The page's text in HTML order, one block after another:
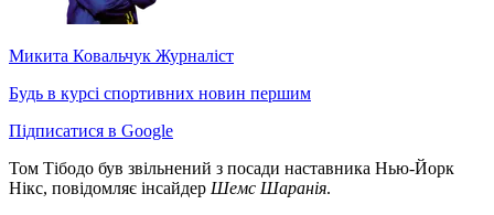
Микита Ковальчук Журналіст
Будь в курсі спортивних новин першим
Підписатися в Google
Том Тібодо був звільнений з посади наставника Нью-Йорк
Нікс, повідомляє інсайдер Шемс Шаранія.